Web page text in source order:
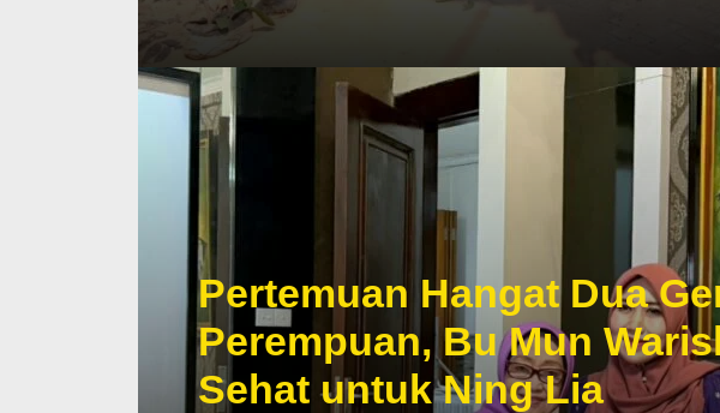
Pertemuan Hangat Dua
Perempuan, Bu Mun
Sehat untuk Ning Lia